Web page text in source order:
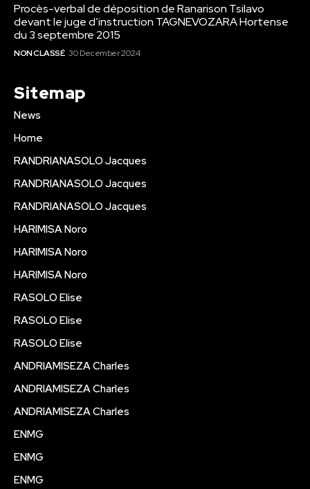
Procès-verbal de déposition de Ranarison Tsilavo
devant le juge d’instruction TAGNEVOZARA Hortense
du 3 septembre 2015
NON CLASSÉ 30 December 2024
Sitemap
News
Home
RANDRIANASOLO Jacques
RANDRIANASOLO Jacques
RANDRIANASOLO Jacques
HARIMISA Noro
HARIMISA Noro
HARIMISA Noro
RASOLO Elise
RASOLO Elise
RASOLO Elise
ANDRIAMISEZA Charles
ANDRIAMISEZA Charles
ANDRIAMISEZA Charles
ENMG
ENMG
ENMG